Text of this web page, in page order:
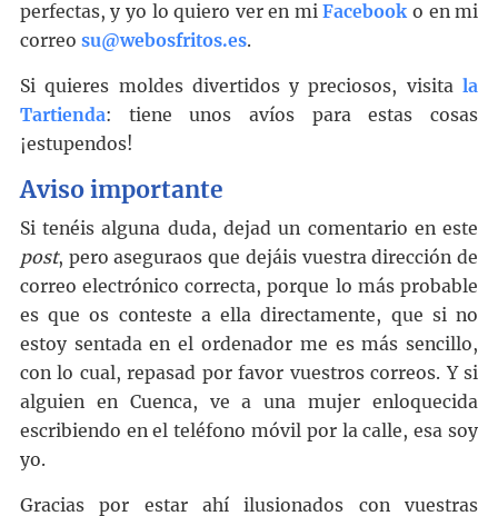
perfectas, y yo lo quiero ver en miFacebooko en mi
correo su@webosfritos.es.
Si quieres moldes divertidos y preciosos, visitala
Tartienda: tiene unos avíos para estas cosas
¡estupendos!
Aviso importante
Si tenéis alguna duda, dejad un comentario en este
post, pero aseguraos que dejáis vuestra dirección de
correo electrónico correcta, porque lo más probable
es que os conteste a ella directamente, que si no
estoy sentada en el ordenador me es más sencillo,
con lo cual, repasad por favor vuestros correos. Y si
alguien en Cuenca, ve a una mujer enloquecida
escribiendo en el teléfono móvil por la calle, esa soy
yo.
Gracias por estar ahí ilusionados con vuestras